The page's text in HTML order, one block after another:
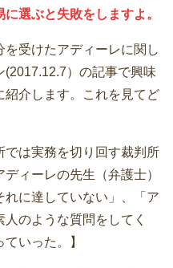
選ぶと失敗をしますよ。
受けたアディーレに関し
）の記事で興味
介します。これを見てど
では実務を切り回す裁判所
ィーレの先生（弁護士）
に達していない」、「ア
のような質問をしてく
いった。】